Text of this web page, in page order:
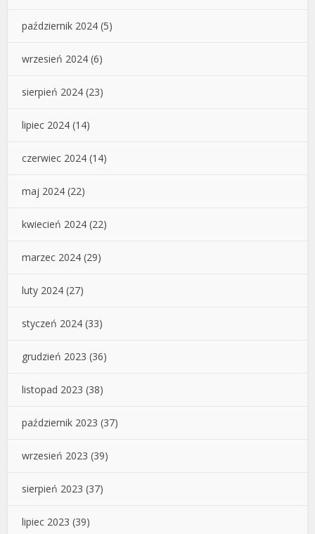
październik 2024 (5)
wrzesień 2024 (6)
sierpień 2024 (23)
lipiec 2024 (14)
czerwiec 2024 (14)
maj 2024 (22)
kwiecień 2024 (22)
marzec 2024 (29)
luty 2024 (27)
styczeń 2024 (33)
grudzień 2023 (36)
listopad 2023 (38)
październik 2023 (37)
wrzesień 2023 (39)
sierpień 2023 (37)
lipiec 2023 (39)